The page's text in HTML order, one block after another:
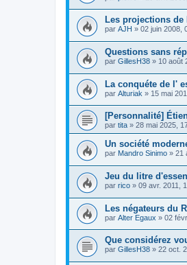
Les projections de
par AJH » 02 juin 2008,
Questions sans
par GillesH38 » 10 août
La conquéte de l'
par Alturiak » 15 mai
[Personnalité]
par tita » 28 mai 2025,
Un société
par Mandro Sinimo » 21
Jeu du litre
par rico » 09 avr. 2011,
Les négateurs du
par Alter Egaux » 02
Que considérez
par GillesH38 » 22 oct.